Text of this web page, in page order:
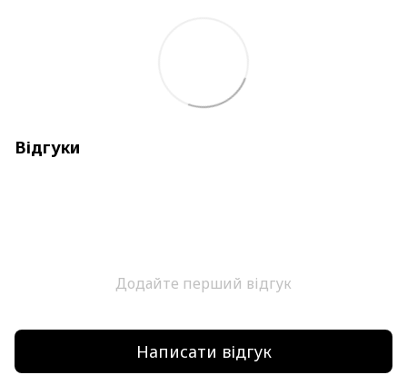
Відгуки
Додайте перший відгук
Написати відгук